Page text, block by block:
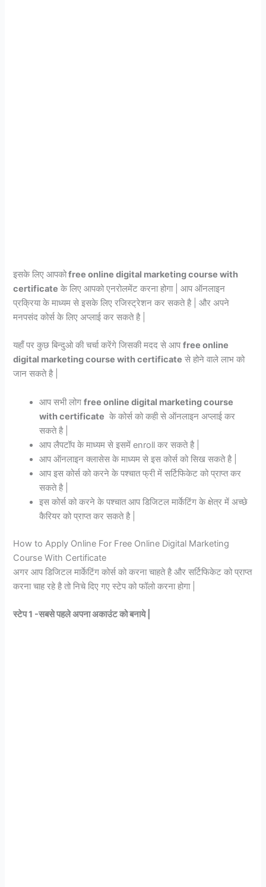
इसके लिए आपकोfree online digital marketing course with
certificate के लिए आपको एनरोलमेंट करना होगा | आप ऑनलाइन
प्रक्रिया के माध्यम से इसके लिए रजिस्ट्रेशन कर सकते है | और अपने
मनपसंद कोर्स के लिए अप्लाई कर सकते है |
यहाँ पर कुछ बिन्दुओ की चर्चा करेंगे जिसकी मदद से आपfree online
digital marketing course with certificate से होने वाले लाभ को
जान सकते है |
आप सभी लोगfree online digital marketing course
with certificate के कोर्स को कही से ऑनलाइन अप्लाई कर
सकते है |
आप लैपटॉप के माध्यम से इसमें enroll कर सकते है |
आप ऑनलाइन क्लासेस के माध्यम से इस कोर्स को सिख सकते है |
आप इस कोर्स को करने के पश्चात फ्री में सर्टिफिकेट को प्राप्त कर
सकते है |
इस कोर्स को करने के पश्चात आप डिजिटल मार्केटिंग के क्षेत्र में अच्छे
कैरियर को प्राप्त कर सकते है |
How to Apply Online For Free Online Digital Marketing
Course With Certificate
अगर आप डिजिटल मार्केटिंग कोर्स को करना चाहते है और सर्टिफिकेट को प्राप्त
करना चाह रहे है तो निचे दिए गए स्टेप को फॉलो करना होगा |
स्टेप 1 -सबसे पहले अपना अकाउंट को बनाये |